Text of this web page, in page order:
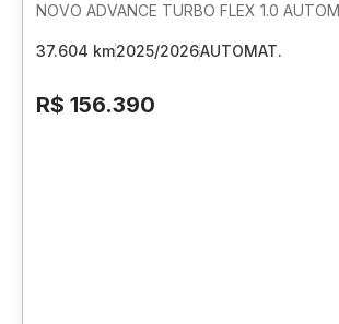
NOVO ADVANCE TURBO FLEX 1.0
37.604 km2025/2026AUTOMAT.
R$ 156.390